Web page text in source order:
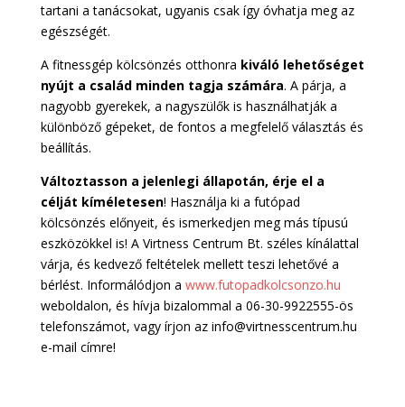
tartani a tanácsokat, ugyanis csak így óvhatja meg az
egészségét.
A fitnessgép kölcsönzés otthonra kiváló lehetőséget
nyújt a család minden tagja számára. A párja, a
nagyobb gyerekek, a nagyszülők is használhatják a
különböző gépeket, de fontos a megfelelő választás és
beállítás.
Változtasson a jelenlegi állapotán, érje el a
célját kíméletesen! Használja ki a futópad
kölcsönzés előnyeit, és ismerkedjen meg más típusú
eszközökkel is! A Virtness Centrum Bt. széles kínálattal
várja, és kedvező feltételek mellett teszi lehetővé a
bérlést. Informálódjon a www.futopadkolcsonzo.hu
weboldalon, és hívja bizalommal a 06-30-9922555-ös
telefonszámot, vagy írjon az info@virtnesscentrum.hu
e-mail címre!